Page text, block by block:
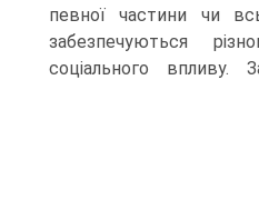
певної частини чи
забезпечуються
соціального впливу.